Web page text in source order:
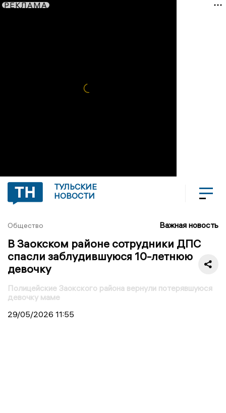
РЕКЛАМА
ТУЛЬСКИЕ
НОВОСТИ
Общество Важная новость
В Заокском районе сотрудники ДПС
спасли заблудившуюся 10-летнюю
девочку
Полицейские Заокского района вернули потерявшуюся
девочку маме
29/05/2026 11:55